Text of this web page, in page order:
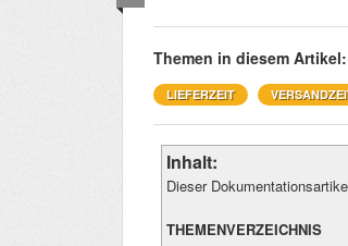
Themen in diesem Artikel:
LIEFERZEIT
Inhalt:
Dieser
THEMENVERZEICHNIS